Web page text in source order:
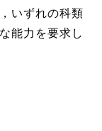
いずれの科類
能力を要求し